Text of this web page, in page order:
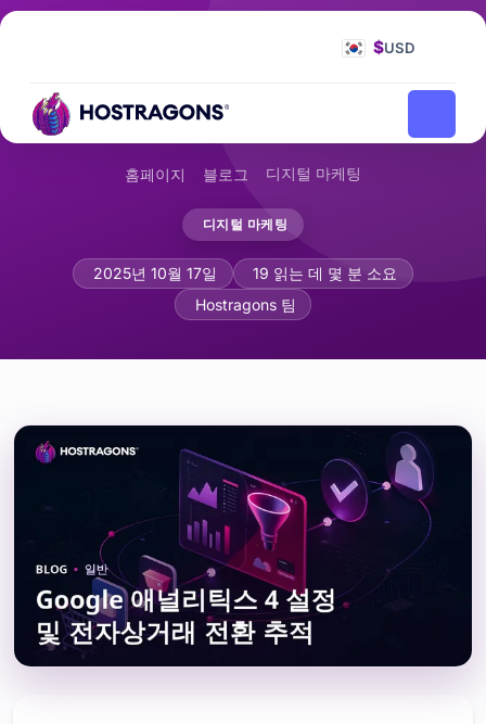
$USD
홈페이지 블로그 디지털 마케팅
디지털 마케팅
구글 애널리틱스 4 설정과 전자상거래 전
2025년 10월 17일
19 읽는 데 몇 분 소요
Hostragons 팀